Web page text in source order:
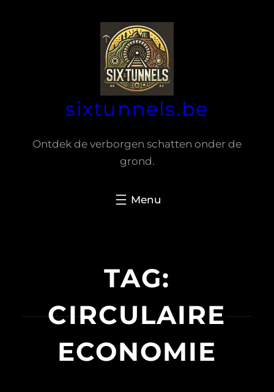
sixtunnels.be
Ontdek de verborgen schatten onder de
grond.
TAG:
CIRCULAIRE
ECONOMIE